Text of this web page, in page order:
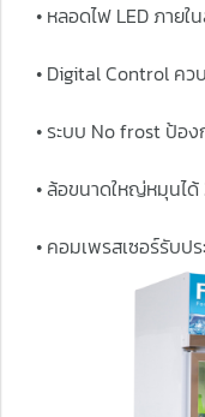
• หลอดไฟ LED ภาย
• Digital Control ค
• ระบบ No frost ป้อ
• ล้อขนาดใหญ่หมุนได้
• คอมเพรสเซอร์รับป